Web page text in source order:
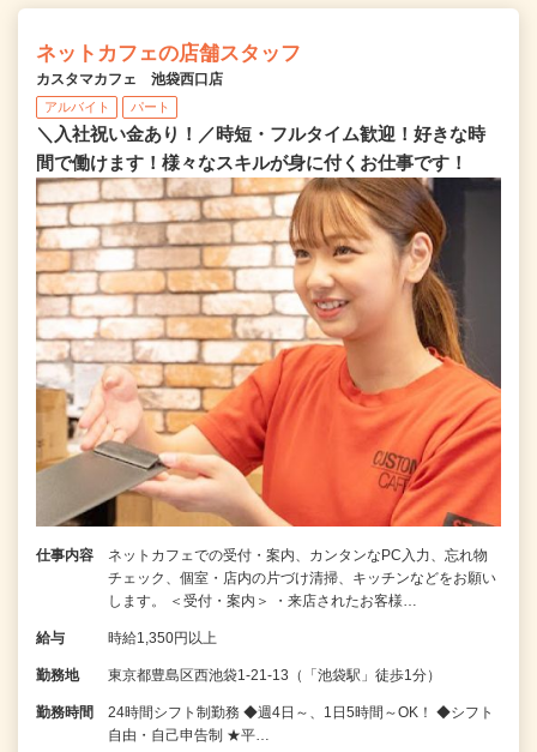
ネットカフェの店舗スタッフ
カスタマカフェ 池袋西口店
アルバイト パート
＼入社祝い金あり！／時短・フルタイム歓迎！好きな時
間で働けます！様々なスキルが身に付くお仕事です！
仕事内容
ネットカフェでの受付・案内、カンタンなPC入力、忘れ物
チェック、個室・店内の片づけ清掃、キッチンなどをお願い
します。 ＜受付・案内＞ ・来店されたお客様…
給与 時給1,350円以上
勤務地 東京都豊島区西池袋1-21-13（「池袋駅」徒歩1分）
勤務時間
24時間シフト制勤務 ◆週4日～、1日5時間～OK！ ◆シフト
自由・自己申告制 ★平…